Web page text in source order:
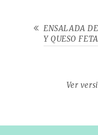
ENSALADA
Y QUESO FETA
Ver